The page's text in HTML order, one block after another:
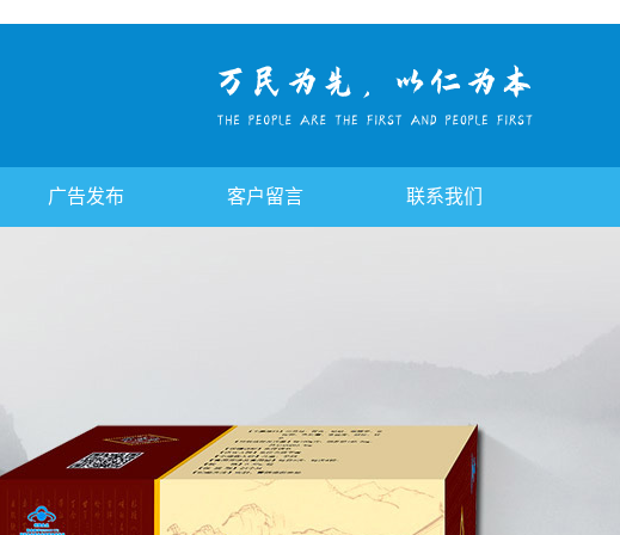
广告发布 客户留言 联系我们